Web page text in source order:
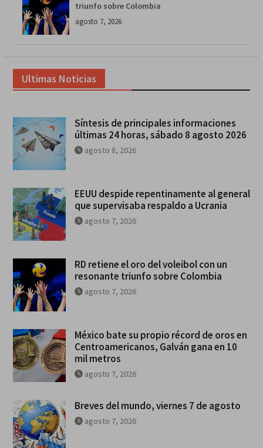
triunfo sobre Colombia
agosto 7, 2026
Ultimas Noticias
Síntesis de principales informaciones
últimas 24 horas, sábado 8 agosto 2026
agosto 8, 2026
EEUU despide repentinamente al general
que supervisaba respaldo a Ucrania
agosto 7, 2026
RD retiene el oro del voleibol con un
resonante triunfo sobre Colombia
agosto 7, 2026
México bate su propio récord de oros en
Centroamericanos, Galván gana en 10
mil metros
agosto 7, 2026
Breves del mundo, viernes 7 de agosto
agosto 7, 2026